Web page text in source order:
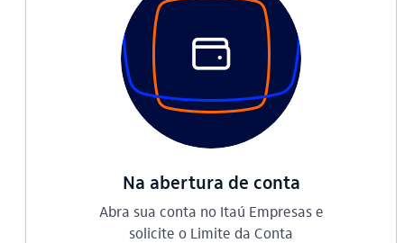
Na abertura de conta
Abra sua conta no Itaú Empresas e
solicite o Limite da Conta